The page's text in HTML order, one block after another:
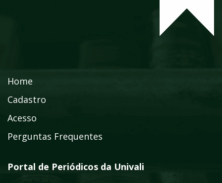
Home
Cadastro
Acesso
Perguntas Frequentes
Portal de Periódicos da Univali